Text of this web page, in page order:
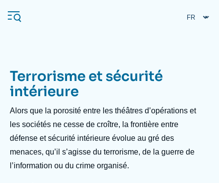
au
contenu
Navigation
principale
Analyses
À propos de l'Ifri Recherches fréquentes
Terrorisme et sécurité
intérieure
Description
Alors que la porosité entre les théâtres d’opérations et
les sociétés ne cesse de croître, la frontière entre
défense et sécurité intérieure évolue au gré des
menaces, qu’il s’agisse du terrorisme, de la guerre de
l’information ou du crime organisé.